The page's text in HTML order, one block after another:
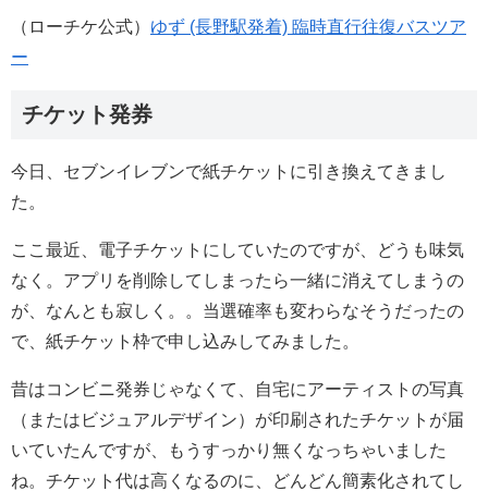
（ローチケ公式） ゆず (長野駅発着) 臨時直行往復バスツア
ー
チケット発券
今日、セブンイレブンで紙チケットに引き換えてきまし
た。
ここ最近、電子チケットにしていたのですが、どうも味気
なく。アプリを削除してしまったら一緒に消えてしまうの
が、なんとも寂しく。。当選確率も変わらなそうだったの
で、紙チケット枠で申し込みしてみました。
昔はコンビニ発券じゃなくて、自宅にアーティストの写真
（またはビジュアルデザイン）が印刷されたチケットが届
いていたんですが、もうすっかり無くなっちゃいました
ね。チケット代は高くなるのに、どんどん簡素化されてし